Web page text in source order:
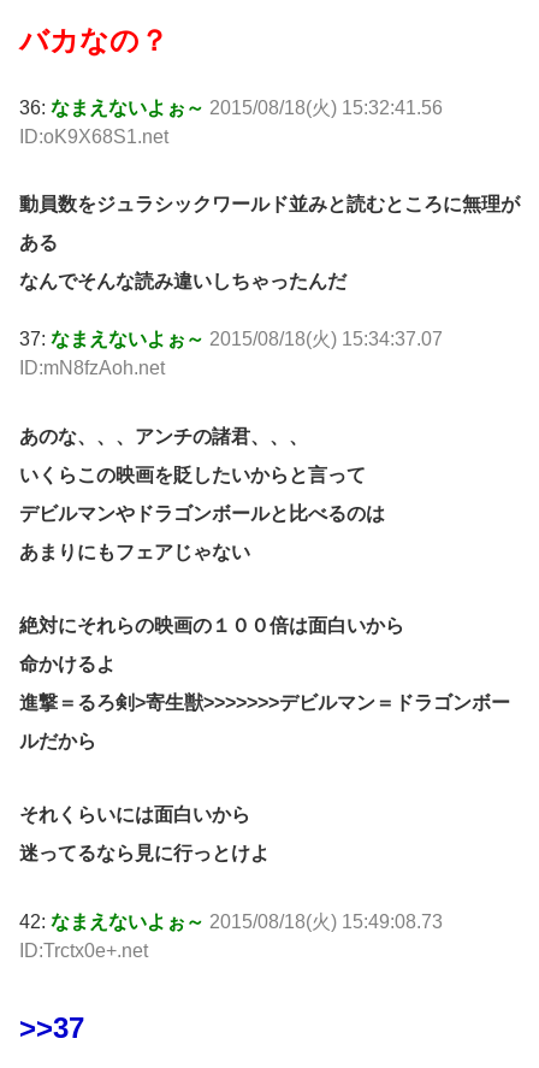
バカなの？
36: なまえないよぉ～ 2015/08/18(火) 15:32:41.56
ID:oK9X68S1.net
動員数をジュラシックワールド並みと読むところに無理が
ある
なんでそんな読み違いしちゃったんだ
37: なまえないよぉ～ 2015/08/18(火) 15:34:37.07
ID:mN8fzAoh.net
あのな、、、アンチの諸君、、、
いくらこの映画を貶したいからと言って
デビルマンやドラゴンボールと比べるのは
あまりにもフェアじゃない
絶対にそれらの映画の１００倍は面白いから
命かけるよ
進撃＝るろ剣>寄生獣>>>>>>>デビルマン＝ドラゴンボー
ルだから
それくらいには面白いから
迷ってるなら見に行っとけよ
42: なまえないよぉ～ 2015/08/18(火) 15:49:08.73
ID:Trctx0e+.net
>>37